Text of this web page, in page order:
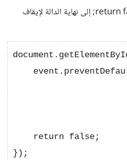
أيضًا إضافة خاصية return false; إلى نهاية الدالة لإيقاف
return false;